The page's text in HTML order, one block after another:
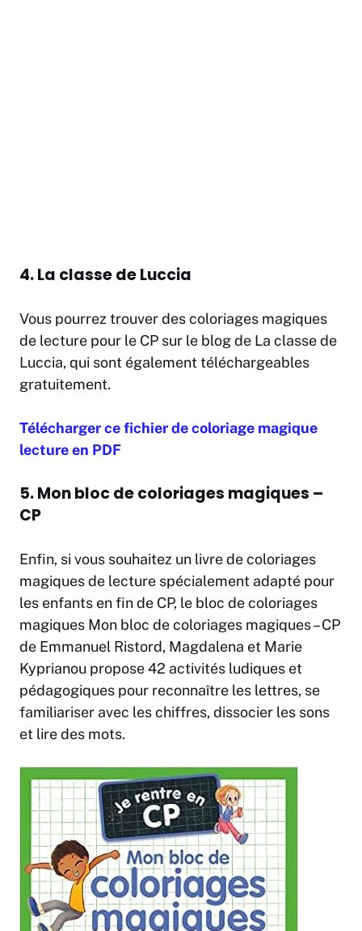
4. La classe de Luccia
Vous pourrez trouver des coloriages magiques
de lecture pour le CP sur le blog de La classe de
Luccia, qui sont également téléchargeables
gratuitement.
Télécharger ce fichier de coloriage magique
lecture en PDF
5. Mon bloc de coloriages magiques –
CP
Enfin, si vous souhaitez un livre de coloriages
magiques de lecture spécialement adapté pour
les enfants en fin de CP, le bloc de coloriages
magiques Mon bloc de coloriages magiques – CP
de Emmanuel Ristord, Magdalena et Marie
Kyprianou propose 42 activités ludiques et
pédagogiques pour reconnaître les lettres, se
familiariser avec les chiffres, dissocier les sons
et lire des mots.